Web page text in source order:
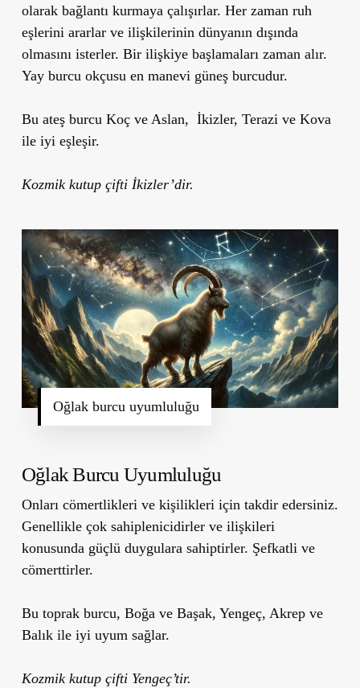
olarak bağlantı kurmaya çalışırlar. Her zaman ruh
eşlerini ararlar ve ilişkilerinin dünyanın dışında
olmasını isterler. Bir ilişkiye başlamaları zaman alır.
Yay burcu okçusu en manevi güneş burcudur.
Bu ateş burcu Koç ve Aslan, İkizler, Terazi ve Kova
ile iyi eşleşir.
Kozmik kutup çifti İkizler’dir.
Oğlak burcu uyumluluğu
Oğlak Burcu Uyumluluğu
Onları cömertlikleri ve kişilikleri için takdir edersiniz.
Genellikle çok sahiplenicidirler ve ilişkileri
konusunda güçlü duygulara sahiptirler. Şefkatli ve
cömerttirler.
Bu toprak burcu, Boğa ve Başak, Yengeç, Akrep ve
Balık ile iyi uyum sağlar.
Kozmik kutup çifti Yengeç’tir.